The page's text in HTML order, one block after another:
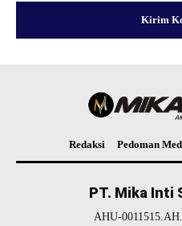
Redaksi Pedoman
PT. Mika Inti
AHU-